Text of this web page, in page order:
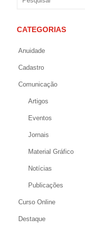
CATEGORIAS
Anuidade
Cadastro
Comunicação
Artigos
Eventos
Jornais
Material Gráfico
Notícias
Publicações
Curso Online
Destaque